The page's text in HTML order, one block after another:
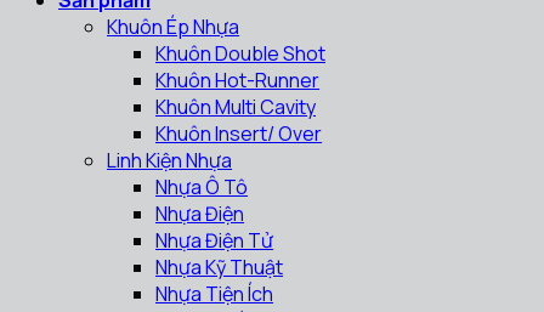
Khuôn Ép Nhựa
Khuôn Double Shot
Khuôn Hot-Runner
Khuôn Multi Cavity
Khuôn Insert/ Over
Linh Kiện Nhựa
Nhựa Ô Tô
Nhựa Điện
Nhựa Điện Tử
Nhựa Kỹ Thuật
Nhựa Tiện Ích